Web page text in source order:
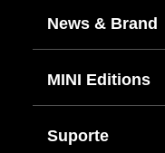
News & Brand
MINI Editions
Suporte